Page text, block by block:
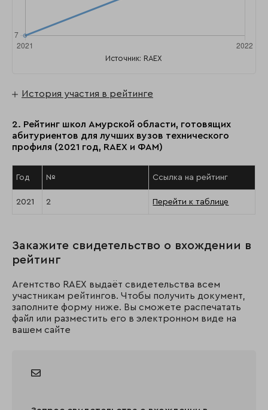
Источник: RAEX
История участия в рейтинге
2. Рейтинг школ Амурской области, готовящих
абитуриентов для лучших вузов технического
профиля (2021 год, RAEX и ФАМ)
Год № Ссылка на рейтинг
2021 2 Перейти к таблице
Закажите свидетельство о вхождении в
рейтинг
Агентство RAEX выдаёт свидетельства всем
участникам рейтингов. Чтобы получить документ,
заполните форму ниже. Вы сможете распечатать
файл или разместить его в электронном виде на
вашем сайте